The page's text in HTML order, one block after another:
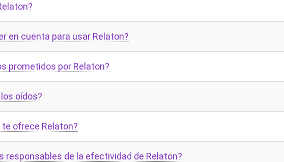
en cuenta para usar Relaton?
prometidos por Relaton?
oídos?
ofrece Relaton?
responsables de la efectividad de Relaton?